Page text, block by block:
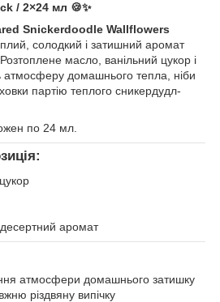
/ 2×24 мл 🍪✨
Snickerdoodle Wallflowers
солодкий і затишний аромат
масло, ванільний цукор і
атмосферу домашнього тепла, ніби
партію теплого сникердудл-
по 24 мл.
аромат
атмосфери домашнього затишку
різдвяну випічку